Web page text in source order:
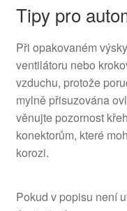
Tipy pro
Při opakovaném
ventilátoru nebo
vzduchu, protože
mylně přisuzována
věnujte pozornost
konektorům, které
korozi.
Pokud v popisu není